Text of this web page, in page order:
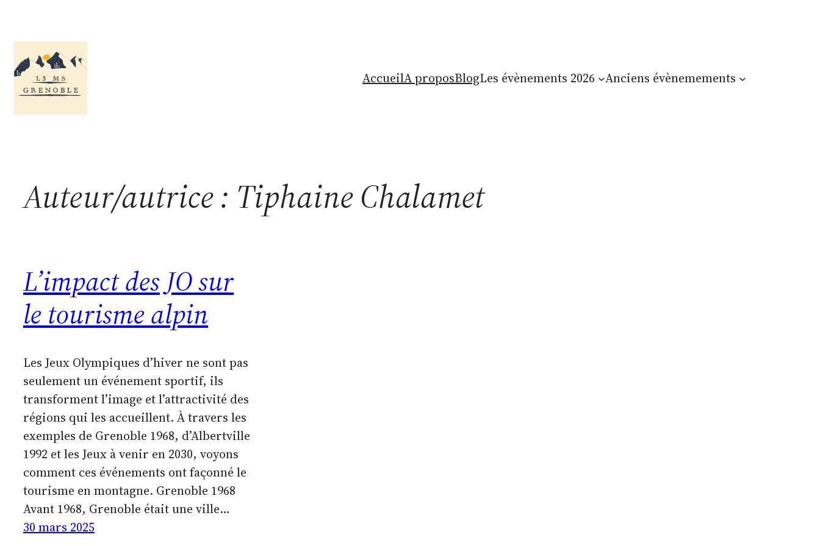
contenu
AccueilA proposBlogLes évènements 2026 Anciens évènemements
Auteur/autrice : Tiphaine Chalamet
L’impact des JO sur
le tourisme alpin
Les Jeux Olympiques d’hiver ne sont pas
seulement un événement sportif, ils
transforment l’image et l’attractivité des
régions qui les accueillent. À travers les
exemples de Grenoble 1968, d’Albertville
1992 et les Jeux à venir en 2030, voyons
comment ces événements ont façonné le
tourisme en montagne. Grenoble 1968
Avant 1968, Grenoble était une ville…
30 mars 2025